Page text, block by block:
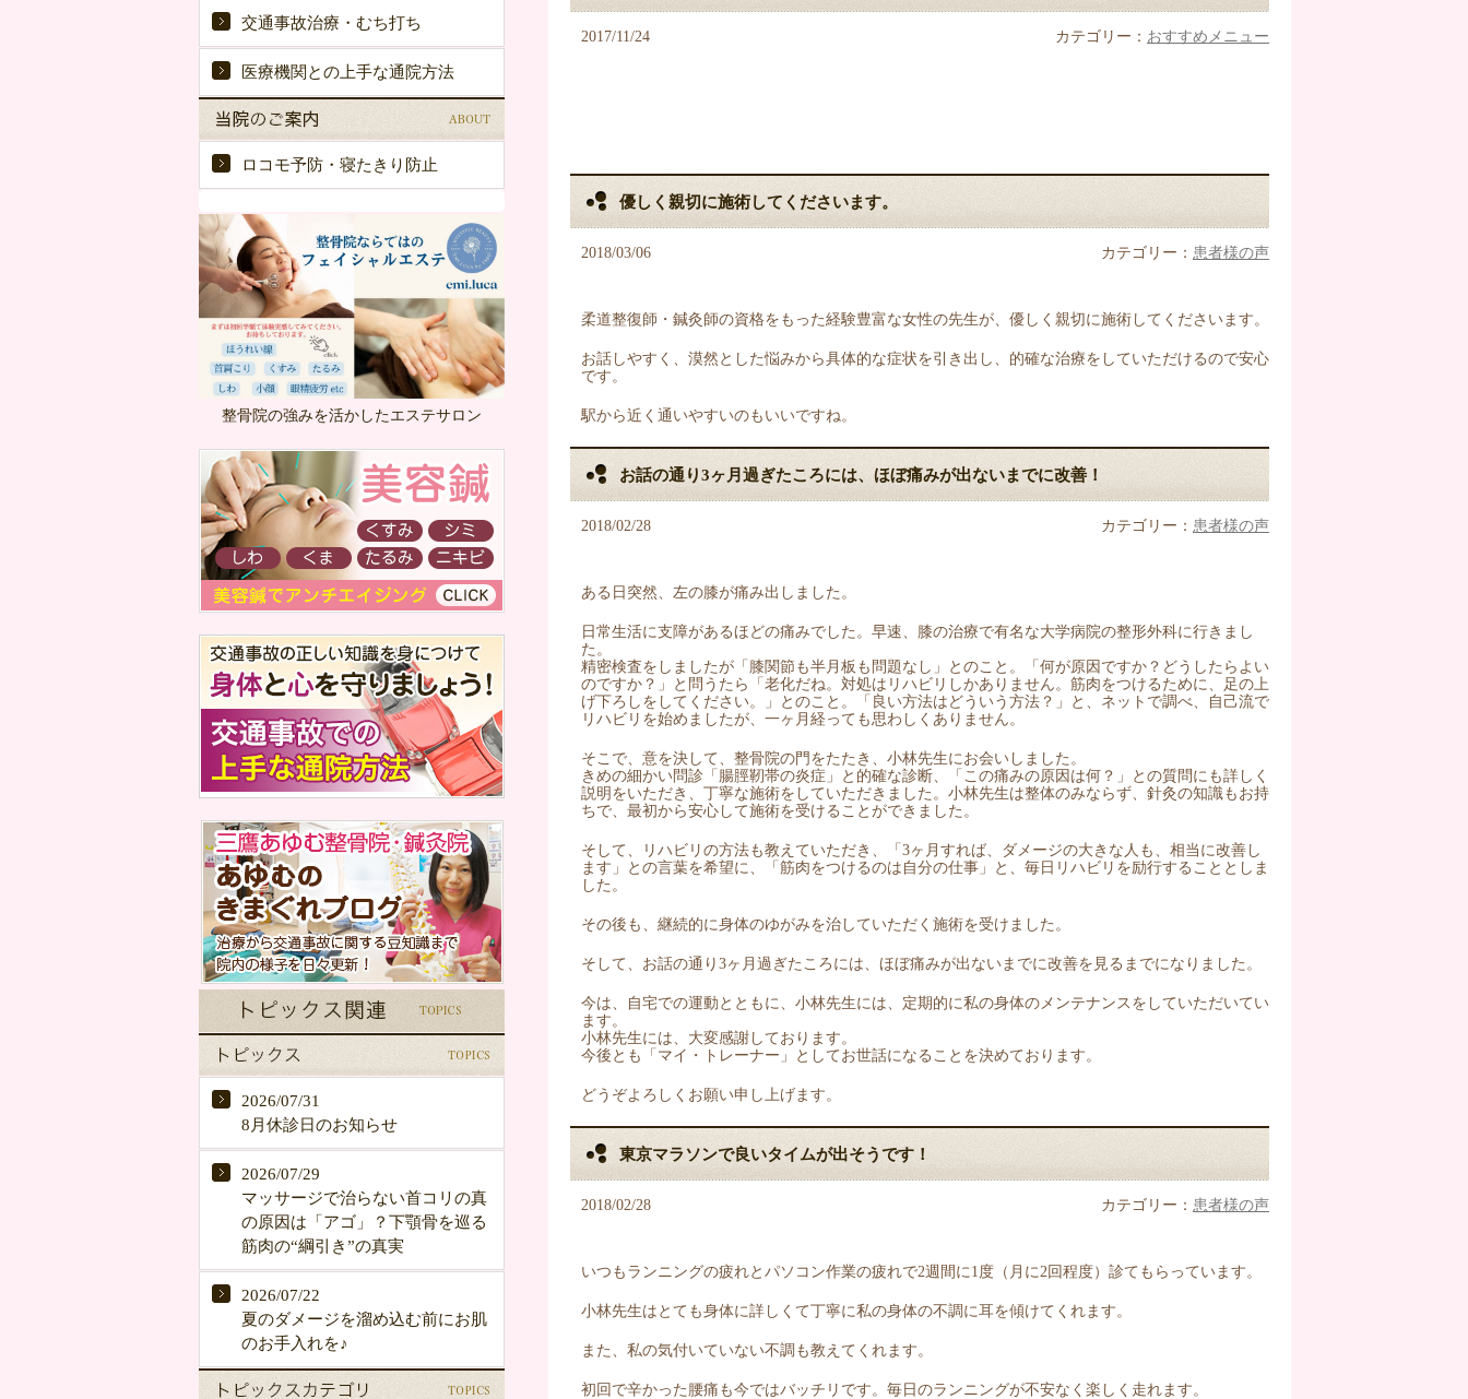
2017/11/24 カテゴリー： おすすめメニュー
優しく親切に施術してくださいます。
2018/03/06 カテゴリー： 患者様の声
柔道整復師・鍼灸師の資格をもった経験豊富な女性の先生が、優しく親切に施術してくださいます。
お話しやすく、漠然とした悩みから具体的な症状を引き出し、的確な治療をしていただけるので安心
です。
駅から近く通いやすいのもいいですね。
お話の通り3ヶ月過ぎたころには、ほぼ痛みが出ないまでに改善！
2018/02/28 カテゴリー： 患者様の声
ある日突然、左の膝が痛み出しました。
日常生活に支障があるほどの痛みでした。早速、膝の治療で有名な大学病院の整形外科に行きまし
た。
精密検査をしましたが「膝関節も半月板も問題なし」とのこと。「何が原因ですか？どうしたらよい
のですか？」と問うたら「老化だね。対処はリハビリしかありません。筋肉をつけるために、足の上
げ下ろしをしてください。」とのこと。「良い方法はどういう方法？」と、ネットで調べ、自己流で
リハビリを始めましたが、一ヶ月経っても思わしくありません。
そこで、意を決して、整骨院の門をたたき、小林先生にお会いしました。
きめの細かい問診「腸脛靭帯の炎症」と的確な診断、「この痛みの原因は何？」との質問にも詳しく
説明をいただき、丁寧な施術をしていただきました。小林先生は整体のみならず、針灸の知識もお持
ちで、最初から安心して施術を受けることができました。
そして、リハビリの方法も教えていただき、「3ヶ月すれば、ダメージの大きな人も、相当に改善し
ます」との言葉を希望に、「筋肉をつけるのは自分の仕事」と、毎日リハビリを励行することとしま
した。
その後も、継続的に身体のゆがみを治していただく施術を受けました。
そして、お話の通り3ヶ月過ぎたころには、ほぼ痛みが出ないまでに改善を見るまでになりました。
今は、自宅での運動とともに、小林先生には、定期的に私の身体のメンテナンスをしていただいてい
ます。
小林先生には、大変感謝しております。
今後とも「マイ・トレーナー」としてお世話になることを決めております。
どうぞよろしくお願い申し上げます。
東京マラソンで良いタイムが出そうです！
2018/02/28 カテゴリー： 患者様の声
いつもランニングの疲れとパソコン作業の疲れで2週間に1度（月に2回程度）診てもらっています。
小林先生はとても身体に詳しくて丁寧に私の身体の不調に耳を傾けてくれます。
また、私の気付いていない不調も教えてくれます。
初回で辛かった腰痛も今ではバッチリです。毎日のランニングが不安なく楽しく走れます。
交通事故治療・むち打ち
医療機関との上手な通院方法
ロコモ予防・寝たきり防止
整骨院の強みを活かしたエステサロン
2026/07/31
8月休診日のお知らせ
2026/07/29
マッサージで治らない首コリの真
の原因は「アゴ」？下顎骨を巡る
筋肉の“綱引き”の真実
2026/07/22
夏のダメージを溜め込む前にお肌
のお手入れを♪